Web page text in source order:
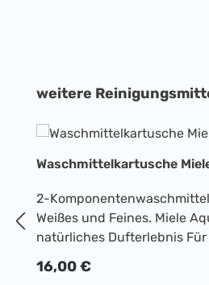
Produktgalerie überspringen
weitere
Waschmittelkartusche
2-
Weißes und Feines. Miele Aqua: Ein erfrischend
natürliches Dufterlebnis Für leuchtende Farben
lang anhaltende Farbintensität
Regulärer Preis:
16,00 €